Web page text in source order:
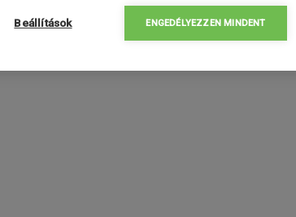
Beállítások ENGEDÉLYEZZEN MINDENT